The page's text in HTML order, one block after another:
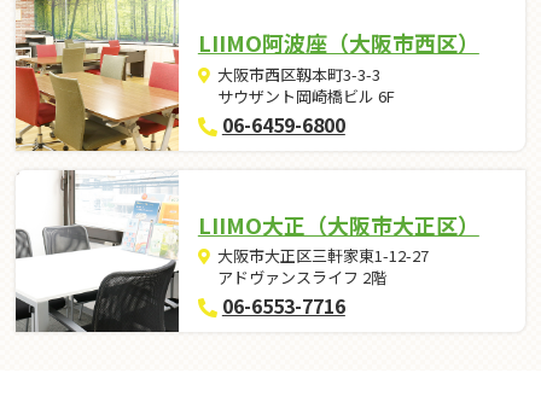
LIIMO阿波座（大阪市西区）
大阪市西区靱本町3-3-3
サウザント岡崎橋ビル 6F
06-6459-6800
LIIMO大正（大阪市大正区）
大阪市大正区三軒家東1-12-27
アドヴァンスライフ 2階
06-6553-7716